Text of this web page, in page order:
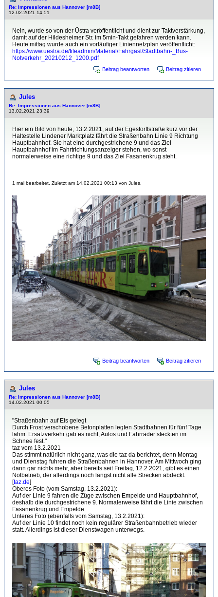
Re: Impressionen aus Hannover [m8B]
12.02.2021 14:51
Nein, wurde so von der Üstra veröffentlicht und dient zur Taktverstärkung,
damit auf der Hildesheimer Str. im 5min-Takt gefahren werden kann.
Heute mittag wurde auch ein vorläufiger Liniennetzplan veröffentlicht:
https://www.uestra.de/fileadmin/Material/Fahrgast/Stadtbahn-_Bus-
Notverkehr_20210212_1200.pdf
Beitrag beantworten Beitrag zitieren
Jules
Re: Impressionen aus Hannover [m8B]
13.02.2021 23:39
Hier ein Bild von heute, 13.2.2021, auf der Egestorffstraße kurz vor der
Haltestelle Lindener Marktplatz fährt die Straßenbahn Linie 9 Richtung
Hauptbahnhof. Sie hat eine durchgestrichene 9 und das Ziel
Hauptbahnhof im Fahrtrichtungsanzeiger stehen, wo sonst
normalerweise eine richtige 9 und das Ziel Fasanenkrug steht.
1 mal bearbeitet. Zuletzt am 14.02.2021 00:13 von Jules.
Beitrag beantworten Beitrag zitieren
Jules
Re: Impressionen aus Hannover [m8B]
14.02.2021 00:05
"Straßenbahn auf Eis gelegt
Durch Frost verschobene Betonplatten legten Stadtbahnen für fünf Tage
lahm. Ersatzverkehr gab es nicht, Autos und Fahrräder steckten im
Schnee fest."
taz vom 13.2.2021
Das stimmt natürlich nicht ganz, was die taz da berichtet, denn Montag
und Dienstag fuhren die Straßenbahnen in Hannover. Am Mittwoch ging
dann gar nichts mehr, aber bereits seit Freitag, 12.2.2021, gibt es einen
Notbetrieb, der allerdings noch längst nicht alle Strecken abdeckt.
[taz.de]
Oberes Foto (vom Samstag, 13.2.2021):
Auf der Linie 9 fahren die Züge zwischen Empelde und Hauptbahnhof,
deshalb die durchgestrichene 9. Normalerweise fährt die Linie zwischen
Fasanenkrug und Empelde.
Unteres Foto (ebenfalls vom Samstag, 13.2.2021):
Auf der Linie 10 findet noch kein regulärer Straßenbahnbetrieb wieder
statt. Allerdings ist dieser Dienstwagen unterwegs.